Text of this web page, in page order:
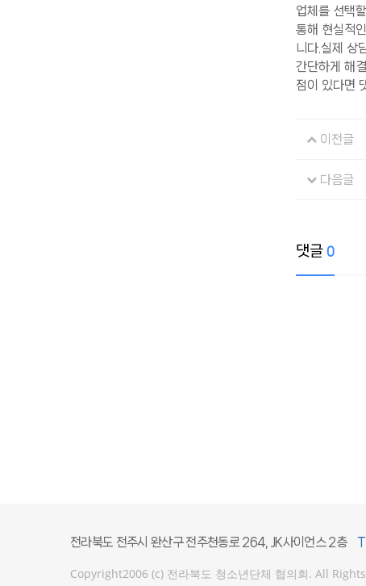
업체를 선택
통해 현실적
니다.​실제 상
간단하게 해
점이 있다면
이전글
다음글
댓글 0
전라북도 전주시 완산구 전주천동로 264, JK사이언스 2층
Copyright2006 (c) 전라북도 청소년단체 협의회. All